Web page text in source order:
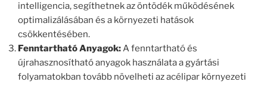
intelligencia, segíthetnek az öntödék működésének
optimalizálásában és a környezeti hatások
csökkentésében.
Fenntartható Anyagok:A fenntartható és
újrahasznosítható anyagok használata a gyártási
folyamatokban tovább növelheti az acélipar környezeti